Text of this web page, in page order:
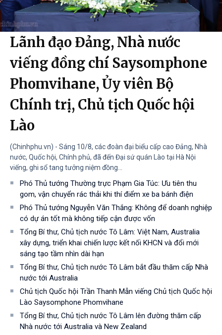
Lãnh đạo Đảng, Nhà nước
viếng đồng chí Saysomphone
Phomvihane, Ủy viên Bộ
Chính trị, Chủ tịch Quốc hội
Lào
(Chinhphu.vn) - Sáng 10/8, các đoàn đại biểu cấp cao Đảng, Nhà
nước, Quốc hội, Chính phủ, đã đến Đại sứ quán Lào tại Hà Nội
viếng, ghi sổ tang tưởng niệm đồng...
Phó Thủ tướng Thường trực Phạm Gia Túc: Ưu tiên thu
gom, vận chuyển rác thải khi thí điểm xe ba bánh điện
Phó Thủ tướng Nguyễn Văn Thắng: Không để doanh nghiệp
có dự án tốt mà không tiếp cận được vốn
Tổng Bí thư, Chủ tịch nước Tô Lâm: Việt Nam, Australia
xây dựng, triển khai chiến lược kết nối KHCN và đổi mới
sáng tạo tầm nhìn dài hạn
Tổng Bí thư, Chủ tịch nước Tô Lâm bắt đầu thăm cấp Nhà
nước tới Australia
Chủ tịch Quốc hội Trần Thanh Mẫn viếng Chủ tịch Quốc hội
Lào Saysomphone Phomvihane
Tổng Bí thư, Chủ tịch nước Tô Lâm lên đường thăm cấp
Nhà nước tới Australia và New Zealand